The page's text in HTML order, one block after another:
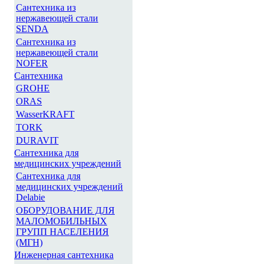
Сантехника из
нержавеющей стали
SENDA
Сантехника из
нержавеющей стали
NOFER
Сантехника
GROHE
ORAS
WasserKRAFT
TORK
DURAVIT
Сантехника для
медицинских учреждений
Сантехника для
медицинских учреждений
Delabie
ОБОРУДОВАНИЕ ДЛЯ
МАЛОМОБИЛЬНЫХ
ГРУПП НАСЕЛЕНИЯ
(МГН)
Инженерная сантехника